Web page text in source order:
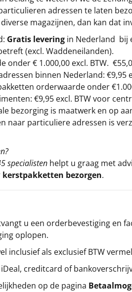
adressen te laten
magazijnen, dan kan dat
Gratis levering in Nederland bij
(excl. Waddeneilanden).
onder € 1.000,00 excl. BTW.
binnen Nederland: €9,95
orderwaarde onder €
€9,95 excl. BTW voor
bezorging is maatwerk en op
naar particuliere adressen is
specialisten helpt u graag met
kerstpakketten bezorgen.
u een orderbevestiging en
oplopen.
inclusief als exclusief BTW
creditcard of
op de pagina